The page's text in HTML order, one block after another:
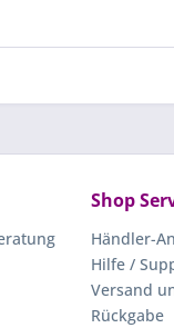
Shop
Händler-
Hilfe /
Versand
Rückgabe